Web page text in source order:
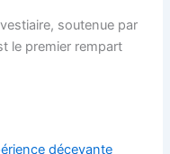
soutenue par
le premier rempart
décevante